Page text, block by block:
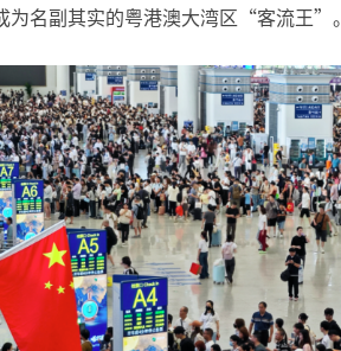
为名副其实的粤港澳大湾区“客流王”。